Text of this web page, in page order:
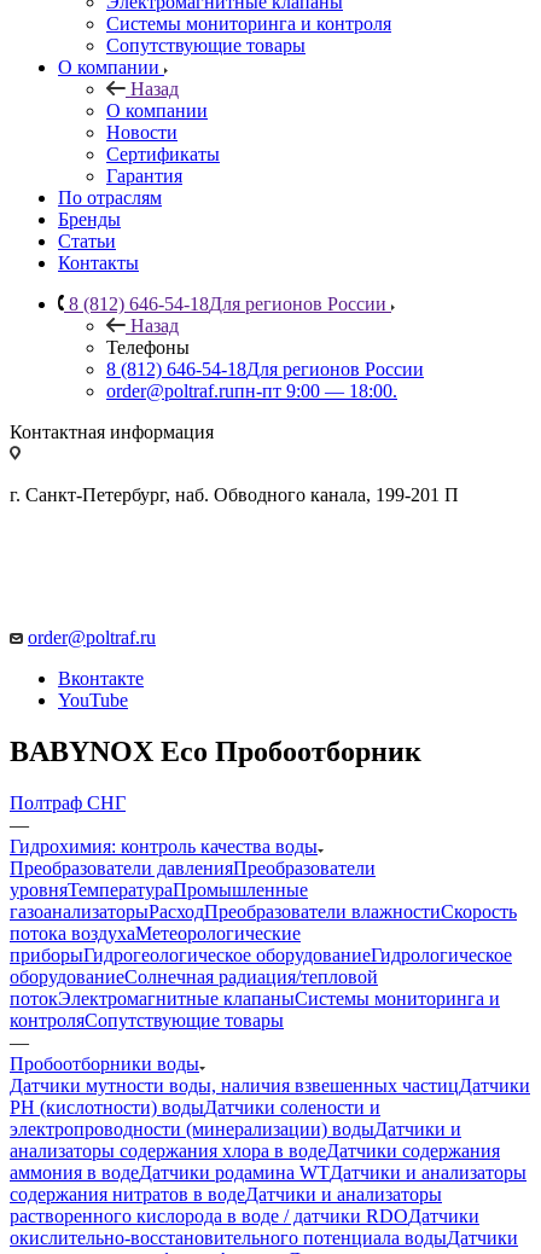
Системы мониторинга и контроля
Сопутствующие товары
О компании
Назад
О компании
Новости
Сертификаты
Гарантия
По отраслям
Бренды
Статьи
Контакты
8 (812) 646-54-18Для регионов России
Назад
Телефоны
8 (812) 646-54-18Для регионов России
order@poltraf.ruпн-пт 9:00 — 18:00.
Контактная информация
г. Санкт-Петербург, наб. Обводного канала, 199-201 П
order@poltraf.ru
Вконтакте
YouTube
BABYNOX Eco Пробоотборник
Полтраф СНГ
—
Гидрохимия: контроль качества воды
Преобразователи давленияПреобразователи
уровняТемператураПромышленные
газоанализаторыРасходПреобразователи влажностиСкорость
потока воздухаМетеорологические
приборыГидрогеологическое оборудованиеГидрологическое
оборудованиеСолнечная радиация/тепловой
потокЭлектромагнитные клапаныСистемы мониторинга и
контроляСопутствующие товары
—
Пробоотборники воды
Датчики мутности воды, наличия взвешенных частицДатчики
PH (кислотности) водыДатчики солености и
электропроводности (минерализации) водыДатчики и
анализаторы содержания хлора в водеДатчики содержания
аммония в водеДатчики родамина WTДатчики и анализаторы
содержания нитратов в водеДатчики и анализаторы
растворенного кислорода в воде / датчики RDOДатчики
окислительно-восстановительного потенциала водыДатчики